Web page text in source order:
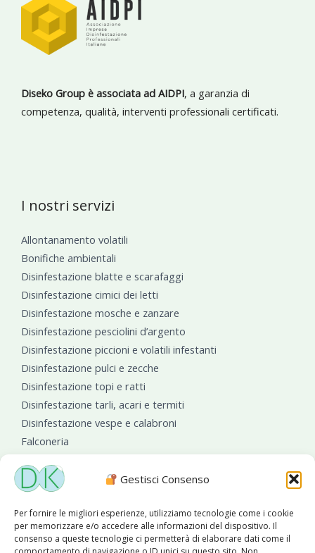
Gestisci Consenso
Per fornire le migliori esperienze, utilizziamo tecnologie come i cookie
per memorizzare e/o accedere alle informazioni del dispositivo. Il
consenso a queste tecnologie ci permetterà di elaborare dati come il
Diseko Group è associata ad AIDPI, a garanzia di
competenza, qualità, interventi professionali certificati.
I nostri servizi
Allontanamento volatili
Bonifiche ambientali
Disinfestazione blatte e scarafaggi
Disinfestazione cimici dei letti
Disinfestazione mosche e zanzare
Disinfestazione pesciolini d’argento
Disinfestazione piccioni e volatili infestanti
Disinfestazione pulci e zecche
Disinfestazione topi e ratti
Disinfestazione tarli, acari e termiti
Disinfestazione vespe e calabroni
Falconeria